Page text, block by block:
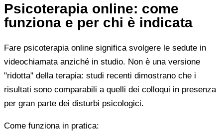
Psicoterapia online: come
funziona e per chi è indicata
Fare psicoterapia online significa svolgere le sedute in
videochiamata anziché in studio. Non è una versione
"ridotta" della terapia: studi recenti dimostrano che i
risultati sono comparabili a quelli dei colloqui in presenza
per gran parte dei disturbi psicologici.
Come funziona in pratica: